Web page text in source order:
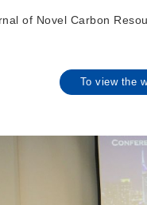
of Novel Carbon
To view the